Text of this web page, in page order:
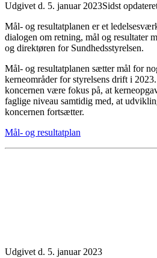
Udgivet d. 5. januar 2023Sidst
Mål- og resultatplanen er et
dialogen om retning, mål og resultater
og direktøren for Sundhedsstyrelsen.
Mål- og resultatplanen sætter mål for
kerneområder for styrelsens drift i
koncernen være fokus på, at
faglige niveau samtidig med, at
koncernen fortsætter.
Mål- og resultatplan
Udgivet d. 5. januar 2023